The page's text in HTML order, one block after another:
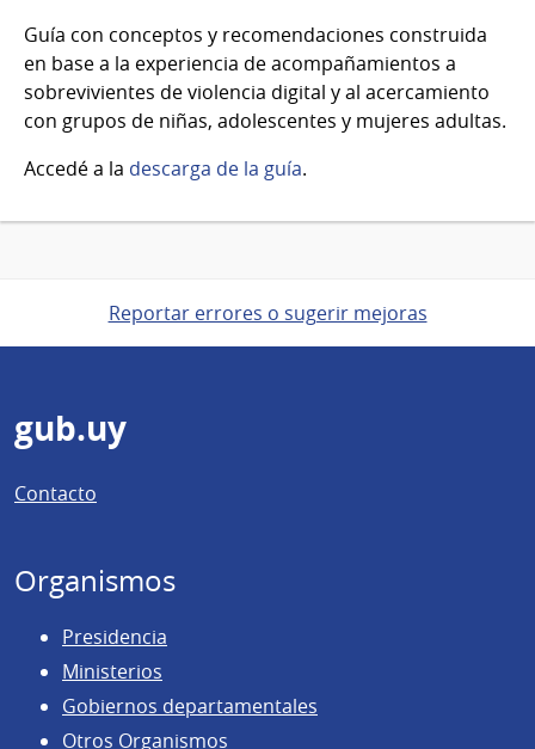
Guía con conceptos y recomendaciones construida
en base a la experiencia de acompañamientos a
sobrevivientes de violencia digital y al acercamiento
con grupos de niñas, adolescentes y mujeres adultas.
Accedé a la descarga de la guía.
Reportar errores o sugerir mejoras
Pie
de
página
gub.uy
Contacto
Organismos
Presidencia
Ministerios
Gobiernos departamentales
Otros Organismos